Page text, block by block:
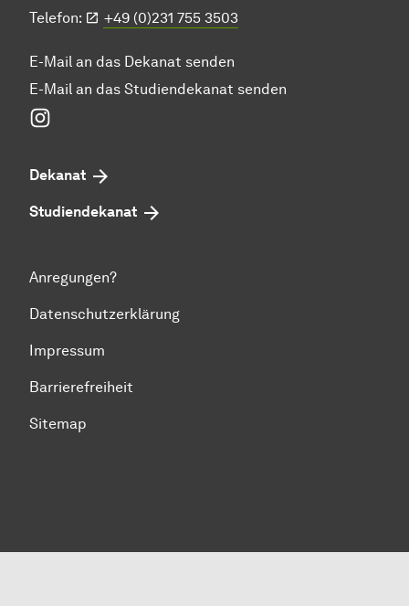
Telefon:
+49 (0)231 755 3503
E-Mail an das Dekanat senden
E-Mail an das Studiendekanat senden
Dekanat
Studiendekanat
Anregungen?
Datenschutzerklärung
Impressum
Barrierefreiheit
Sitemap